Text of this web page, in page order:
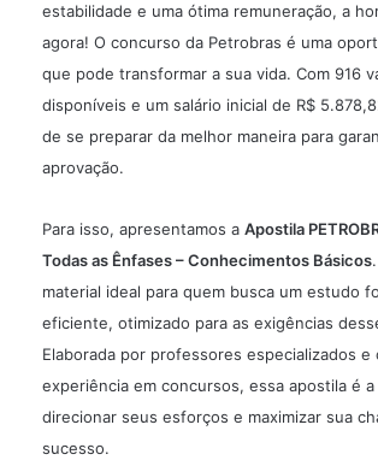
estabilidade e uma ótima remuneração, a
agora! O concurso da Petrobras é uma
que pode transformar a sua vida. Com 916
disponíveis e um salário inicial de R$
de se preparar da melhor maneira para
aprovação.
Para isso, apresentamos a Apostila
Todas as Ênfases – Conhecimentos Básicos
material ideal para quem busca um estudo
eficiente, otimizado para as exigências
Elaborada por professores especializados e
experiência em concursos, essa apostila é
direcionar seus esforços e maximizar sua
sucesso.